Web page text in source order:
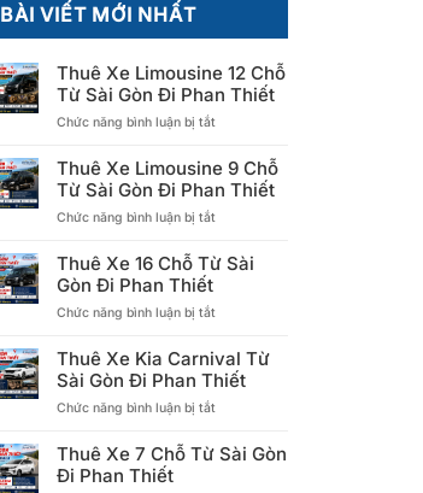
BÀI VIẾT MỚI NHẤT
Thuê Xe Limousine 12 Chỗ
Từ Sài Gòn Đi Phan Thiết
Chức năng bình luận bị tắt
Xe
Limousine
12
Chỗ
Sài
Gòn
Phan
Thuê Xe Limousine 9 Chỗ
Từ Sài Gòn Đi Phan Thiết
Chức năng bình luận bị tắt
Xe
Limousine
Chỗ
Sài
Gòn
Đi
Phan
Thuê Xe 16 Chỗ Từ Sài
Gòn Đi Phan Thiết
Chức năng bình luận bị tắt
16
Chỗ
Từ
Gòn
Đi
Thuê Xe Kia Carnival Từ
Sài Gòn Đi Phan Thiết
Chức năng bình luận bị tắt
Xe
Kia
Thuê Xe 7 Chỗ Từ Sài Gòn
Đi Phan Thiết